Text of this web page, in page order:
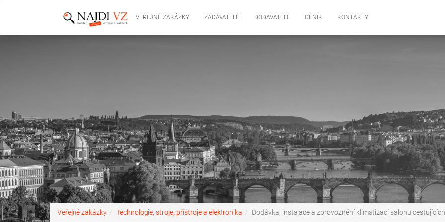
VEŘEJNÉ ZAKÁZKY ZADAVATELÉ DODAVATELÉ CENÍK KONTAKTY
Veřejné zakázky Technologie, stroje, přístroje a elektronika Dodávka, instalace a zprovoznění klimatizací salonu